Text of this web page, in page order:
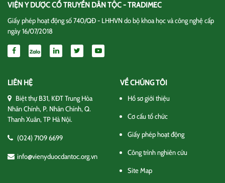
VIỆN Y DƯỢC CỔ TRUYỀN DÂN TỘC - TRADIMEC
Giấy phép hoạt động số 740/QĐ - LHHVN do bộ khoa học và công nghệ cấp
ngày 16/07/2018
LIÊN HỆ
Biệt thự B31, KĐT Trung Hòa
Nhân Chính, P. Nhân Chính, Q.
Thanh Xuân, TP Hà Nội.
(024) 7109 6699
info@vienyduocdantoc.org.vn
VỀ CHÚNG TÔI
Hồ sơ giới thiệu
Cơ cấu tổ chức
Giấy phép hoạt động
Công trình nghiên cứu
Site Map